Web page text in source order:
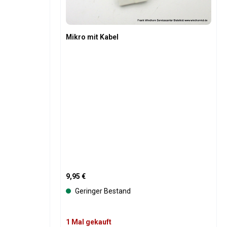
Mikro mit Kabel
Regulärer Preis:
9,95 €
Geringer Bestand
1 Mal gekauft